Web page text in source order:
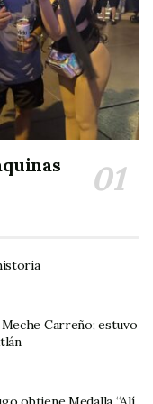
de Jalarefuerza su
el bienestar
responsabilidad y
vida.
Carreño; estuvo